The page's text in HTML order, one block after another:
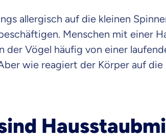
allergisch auf die kleinen
Menschen mit einer
der Vögel häufig von einer
wie reagiert der Körper auf